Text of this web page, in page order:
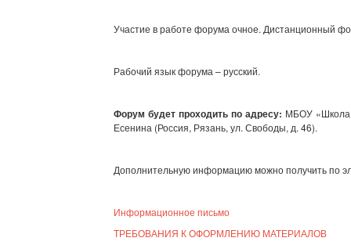
Участие в работе форума очное. Дистанционный
Рабочий язык форума – русский.
Форум будет проходить по адресу: МБОУ «Школа
Есенина (Россия, Рязань, ул. Свободы, д. 46).
Дополнительную информацию можно получить по
Информационное письмо
ТРЕБОВАНИЯ К ОФОРМЛЕНИЮ МАТЕРИАЛОВ